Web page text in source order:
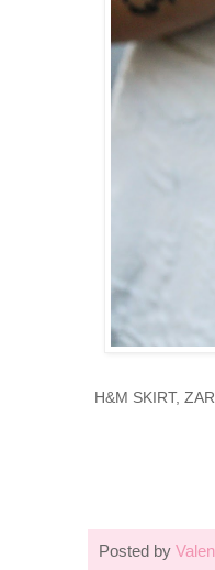
H&M SKIRT,
Posted by